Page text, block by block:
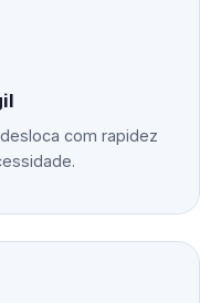
com rapidez